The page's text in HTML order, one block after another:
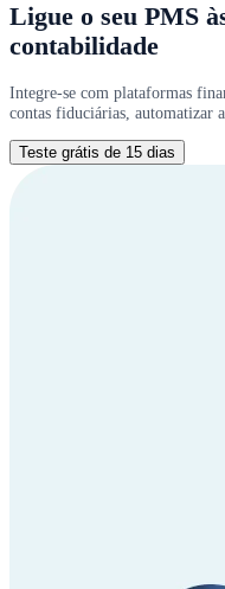
Ligue o seu PMS
contabilidade
Integre-se com plataformas
contas fiduciárias, automatizar
Teste grátis de 15 dias